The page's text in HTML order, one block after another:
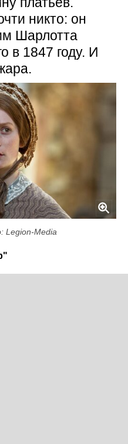
никто: он
Шарлотта
в 1847 году. И
Legion-Media